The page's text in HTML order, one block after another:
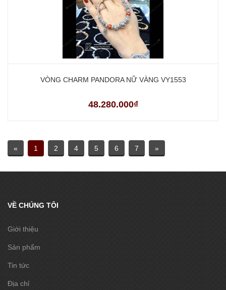
VÒNG CHARM PANDORA NỮ VÀNG VY1553
48.280.000₫
« 1 2 4 5 6 7 »
VỀ CHÚNG TÔI
Giới thiệu
Sản phẩm
Tin tức
Địa chỉ